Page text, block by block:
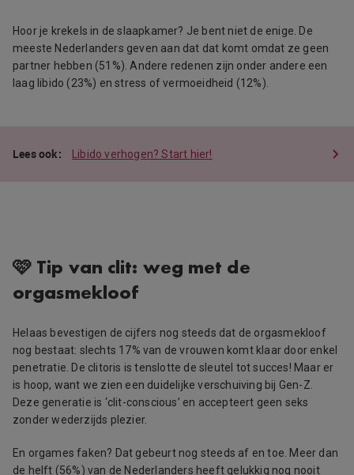
Hoor je krekels in de slaapkamer? Je bent niet de enige. De
meeste Nederlanders geven aan dat dat komt omdat ze geen
partner hebben (51%). Andere redenen zijn onder andere een
laag libido (23%) en stress of vermoeidheid (12%).
Libido verhogen? Start hier!
🩷 Tip van clit: weg met de
orgasmekloof
Helaas bevestigen de cijfers nog steeds dat de orgasmekloof
nog bestaat: slechts 17% van de vrouwen komt klaar door enkel
penetratie. De clitoris is tenslotte de sleutel tot succes! Maar er
is hoop, want we zien een duidelijke verschuiving bij Gen-Z.
Deze generatie is ‘clit-conscious’ en accepteert geen seks
zonder wederzijds plezier.
En orgames faken? Dat gebeurt nog steeds af en toe. Meer dan
de helft (56%) van de Nederlanders heeft gelukkig nog nooit